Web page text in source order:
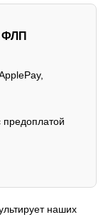
ФЛП
наших